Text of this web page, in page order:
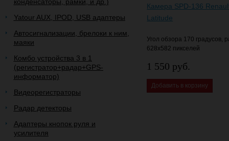
Yatour AUX, IPOD, USB адаптеры
Автосигнализации, брелоки к ним,
маяки
Комбо устройства 3 в 1
(регистратор+радар+GPS-
информатор)
Видеорегистраторы
Радар детекторы
Адаптеры кнопок руля и
усилителя
Камера SPD-136
Latitude
Угол обзора 170 градусов,
628х582 пикселей
1 550 руб.
Добавить в корзину